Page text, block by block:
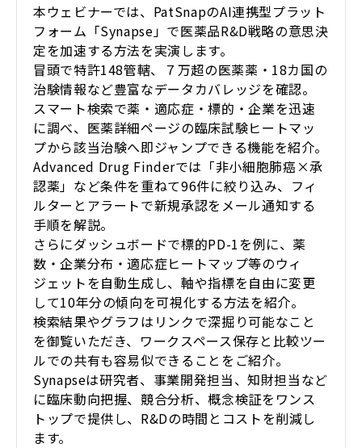
本ウェビナーでは、PatSnapのAI連携型プラット
フォーム「Synapse」で医薬品R&D戦略の意思決
定を加速する方法を実演します。
冒頭で特許148管轄、７万超の医薬薬・18カ国の
治験情報など豊富なデータカバレッジを確認。
スマート検索で薬・適応症・標的・企業を迅速
に調べ、医薬詳細ページの臨床試験ヒートマッ
プから該当治験へ即ジャンプできる機能を紹介。
Advanced Drug Finderでは「非小細胞肺癌×承
認薬」など条件を重ねて96件に絞り込み、フィ
ルターとアラートで新規承認をメール通知する
手順を解説。
さらにダッシュボードで標的PD-1を例に、薬
数・企業分布・適応症ヒートマップ等のウィ
ジェットを自動生成し、軸や指標を自由に変更
して10年分の傾向を可視化する方法を紹介。
検索結果やグラフはリンクで深掘り可能なこと
を御覧いただき、ワークスペース保存と比較ツー
ルでの共有も容易似できることをご紹介。
Synapseは研究者、事業開発担当、知財担当など
に臨床動向把握、競合分析、概念検証をワンス
トップで提供し、R&Dの時間とコストを削減し
ます。